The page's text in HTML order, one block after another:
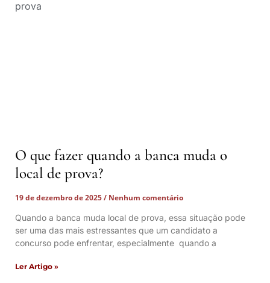
O que fazer quando a banca muda o
local de prova?
19 de dezembro de 2025
Nenhum comentário
Quando a banca muda local de prova, essa situação pode
ser uma das mais estressantes que um candidato a
concurso pode enfrentar, especialmente quando a
Ler Artigo »